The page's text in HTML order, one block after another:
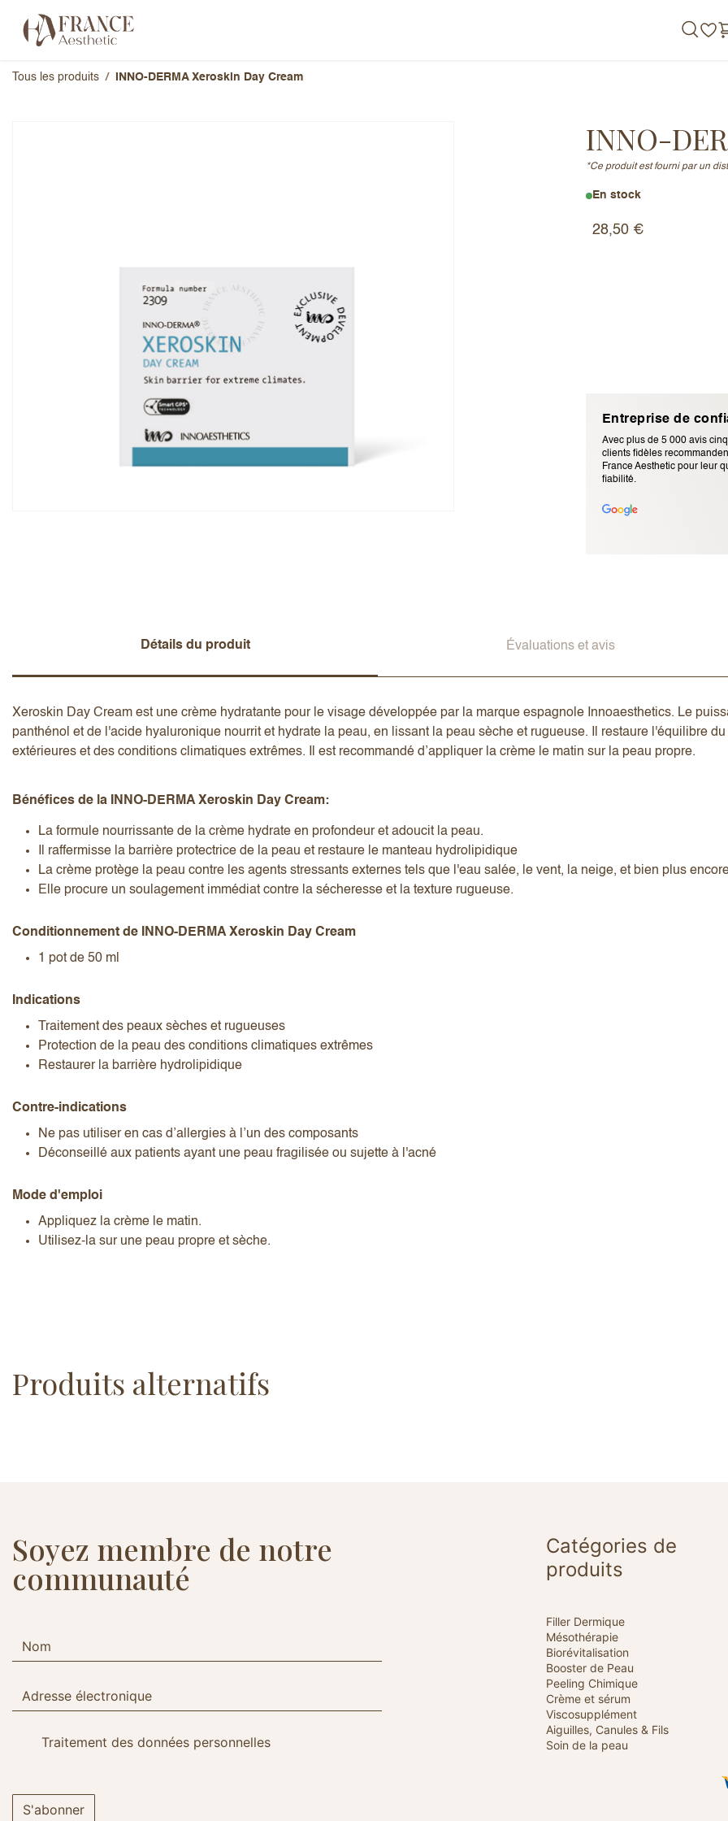
Tous les produits INNO-DERMA Xeroskin Day Cream
INNO-
*Ce produit est fourni par un
En stock
28,50 €
Entreprise de
Avec plus de 5 000 avis
clients fidèles
France Aesthetic pour leur
fiabilité.
Détails du produit Évaluations et avis
Xeroskin Day Cream est une crème hydratante pour le visage développée par la marque espagnole Innoaesthetics. Le
panthénol et de l'acide hyaluronique nourrit et hydrate la peau, en lissant la peau sèche et rugueuse. Il restaure l'équilibre
extérieures et des conditions climatiques extrêmes. Il est recommandé d’appliquer la crème le matin sur la peau propre.
Bénéfices de la INNO-DERMA Xeroskin Day Cream:
La formule nourrissante de la crème hydrate en profondeur et adoucit la peau.
Il raffermisse la barrière protectrice de la peau et restaure le manteau hydrolipidique
La crème protège la peau contre les agents stressants externes tels que l'eau salée, le vent, la neige, et bien plus
Elle procure un soulagement immédiat contre la sécheresse et la texture rugueuse.
Conditionnement de INNO-DERMA Xeroskin Day Cream
1 pot de 50 ml
Indications
Traitement des peaux sèches et rugueuses
Protection de la peau des conditions climatiques extrêmes
Restaurer la barrière hydrolipidique
Contre-indications
Ne pas utiliser en cas d’allergies à l’un des composants
Déconseillé aux patients ayant une peau fragilisée ou sujette à l'acné
Mode d'emploi
Appliquez la crème le matin.
Utilisez-la sur une peau propre et sèche.
INNO-DERMA Xeroskin Day Cream
Note globale
Adresse e-mail (ne sera pas
J’accepte lestermes et conditions
Envoyer l’avis Annuler l’avis
Produits alternatifs
Soyez membre de notre
communauté
Traitement des données personnelles
S'abonner
Catégories de
produits
Filler Dermique
Mésothérapie
Biorévitalisation
Booster de Peau
Peeling Chimique
Crème et sérum
Viscosupplément
Aiguilles, Canules & Fils
Soin de la peau